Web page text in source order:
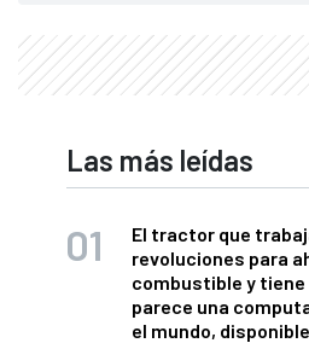
Las más leídas
El tractor que
revoluciones para
combustible y tiene
parece una
el mundo,